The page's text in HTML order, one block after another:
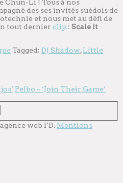
Chun-Li ! Tous à nos
des ses invités suédois de
et nous met au défi de
tout dernier clip : Scale it
Tagged: DJ Shadow,Little
Pelbo – ‘Join Their Game’
agence web FD. Mentions